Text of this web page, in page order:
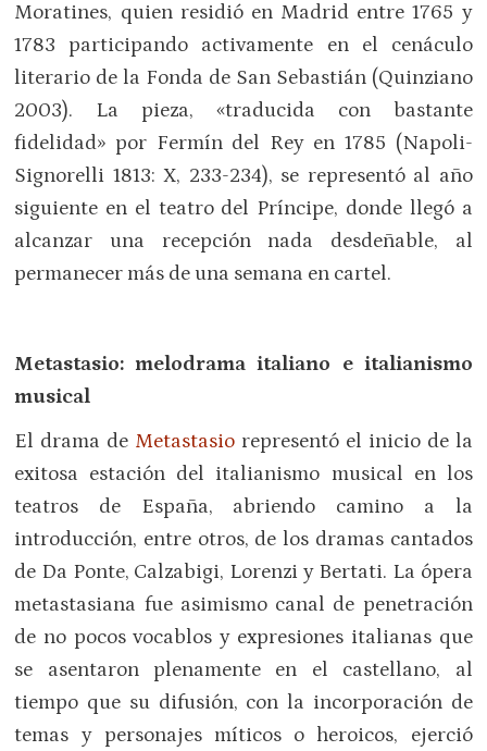
Moratines, quien residió en Madrid entre 1765 y
1783 participando activamente en el cenáculo
literario de la Fonda de San Sebastián (Quinziano
2003). La pieza, «traducida con bastante
fidelidad» por Fermín del Rey en 1785 (Napoli-
Signorelli 1813: X, 233-234), se representó al año
siguiente en el teatro del Príncipe, donde llegó a
alcanzar una recepción nada desdeñable, al
permanecer más de una semana en cartel.
Metastasio: melodrama italiano e italianismo
musical
El drama de Metastasio representó el inicio de la
exitosa estación del italianismo musical en los
teatros de España, abriendo camino a la
introducción, entre otros, de los dramas cantados
de Da Ponte, Calzabigi, Lorenzi y Bertati. La ópera
metastasiana fue asimismo canal de penetración
de no pocos vocablos y expresiones italianas que
se asentaron plenamente en el castellano, al
tiempo que su difusión, con la incorporación de
temas y personajes míticos o heroicos, ejerció